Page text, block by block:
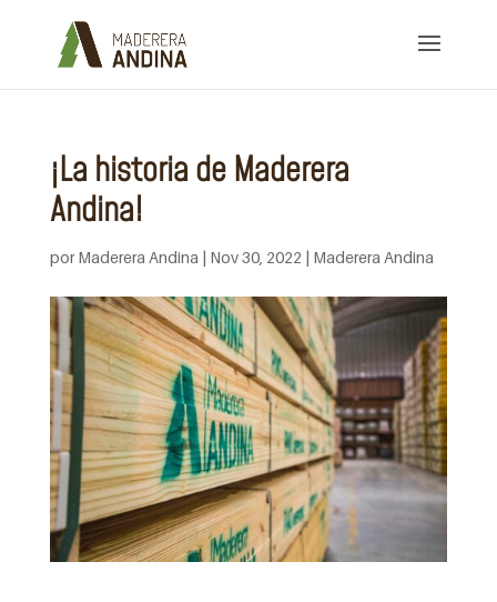
¡La historia de Maderera
Andina!
porMaderera Andina | Nov 30, 2022 | Maderera Andina